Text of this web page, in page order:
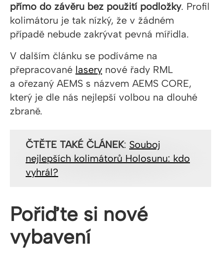
přímo do závěru bez použití podložky. Profil
kolimátoru je tak nízký, že v žádném
případě nebude zakrývat pevná mířidla.
V dalším článku se podíváme na
přepracované lasery nové řady RML
a ořezaný AEMS s názvem AEMS CORE,
který je dle nás nejlepší volbou na dlouhé
zbraně.
ČTĚTE TAKÉ ČLÁNEK: Souboj
nejlepších kolimátorů Holosunu: kdo
vyhrál?
Pořiďte si nové
vybavení